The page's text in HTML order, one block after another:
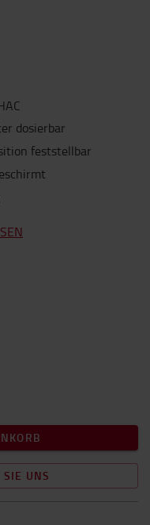
dosierbar
feststellbar
SIE UNS